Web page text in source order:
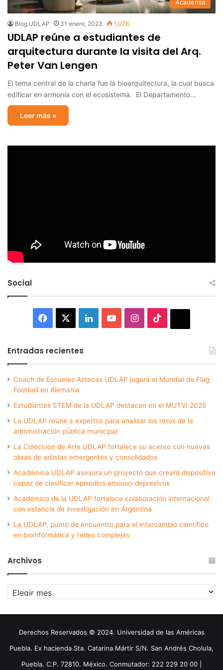
Academia
Blog UDLAP 31 enero, 2023 1,076
UDLAP reúne a estudiantes de
arquitectura durante la visita del Arq.
Peter Van Lengen
El tema central de la charla fue la bioarquitectura, la cual busca
edificar en armonía con el ecosistema. El Departamento…
Leer más »
Social
Facebook LinkedInYouTubeInstagram
Entradas recientes
Coach de Escuelas Aztecas UDLAP jugará el Mundial de Flag
Football en Alemania
Estudiantes STEM de la UDLAP destacan en el MUTVI 2026
La UDLAP reúne a expertos para analizar los retos de la
administración pública municipal
La Colección de Arte UDLAP fortalece su acervo con nuevas
obras de artistas emergentes y consolidados
Académica UDLAP asesora un proyecto que creará dispositivo
capaz de clasificar episodios ansioso-depresivos
Académico de la UDLAP fortalece colaboración internacional
con estancia de investigación en Argentina
La UDLAP, punto de encuentro para el intercambio científico
en bioinformática y redes complejas
Archivos
Archivos
Derechos Reservados © 2024. Universidad de las Américas
Puebla. Ex hacienda Sta. Catarina Mártir S/N. San Andrés Cholula,
Puebla. C.P. 72810. México. Conmutador: 222 229 20 00 |